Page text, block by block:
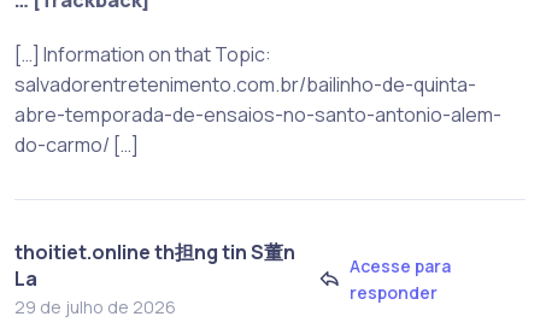
[…] Information on that Topic:
salvadorentretenimento.com.br/bailinho-de-quinta-
abre-temporada-de-ensaios-no-santo-antonio-alem-
do-carmo/ […]
thoitiet.online th担ng tin S董n
La
29 de julho de 2026
Acesse para
responder